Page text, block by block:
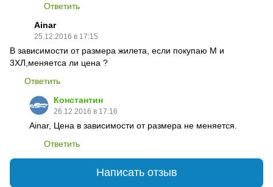
Ответить
Ainar
25.12.2016 в 17:15
В зависимости от размера жилета, если покупаю M и
3ХЛ,меняетса ли цена ?
Ответить
Константин
26.12.2016 в 17:16
Ainar, Цена в зависимости от размера не меняется.
Ответить
Написать отзыв